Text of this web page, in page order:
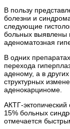
В пользу
болезни и
следующие
больных выявлены
аденоматозная
В одних
перехода
аденому, а в
структурных
аденокарциноме.
АКТГ-
15% больных
отмечается